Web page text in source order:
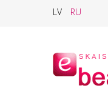
LV RU